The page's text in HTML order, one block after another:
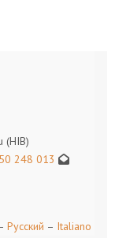
(HIB)
248 013
Русский – Italiano